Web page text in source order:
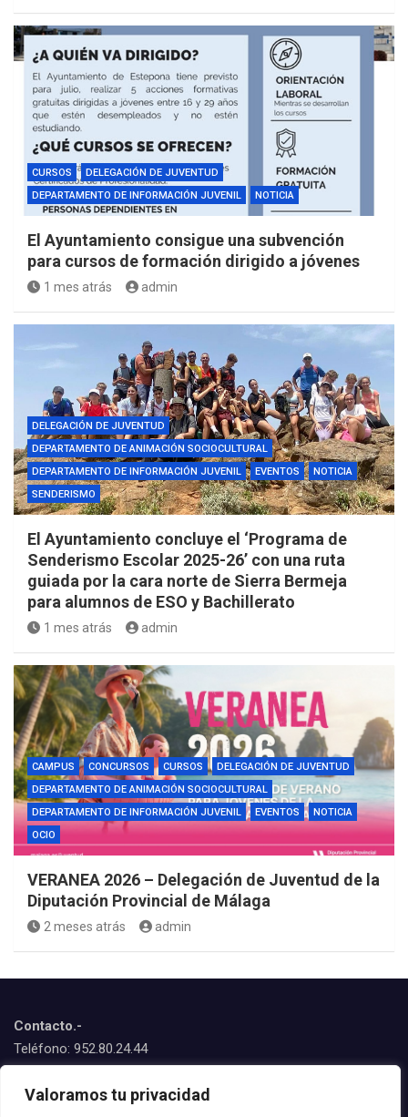
Valoramos tu privacidad
CURSOS
DELEGACIÓN DE JUVENTUD
DEPARTAMENTO DE INFORMACIÓN JUVENIL
NOTICIA
El Ayuntamiento consigue una subvención
para cursos de formación dirigido a jóvenes
1 mes atrás admin
DELEGACIÓN DE JUVENTUD
DEPARTAMENTO DE ANIMACIÓN SOCIOCULTURAL
DEPARTAMENTO DE INFORMACIÓN JUVENIL
EVENTOS
NOTICIA
SENDERISMO
El Ayuntamiento concluye el ‘Programa de
Senderismo Escolar 2025-26’ con una ruta
guiada por la cara norte de Sierra Bermeja
para alumnos de ESO y Bachillerato
1 mes atrás admin
CAMPUS CONCURSOS CURSOS
DELEGACIÓN DE JUVENTUD
DEPARTAMENTO DE ANIMACIÓN SOCIOCULTURAL
DEPARTAMENTO DE INFORMACIÓN JUVENIL
EVENTOS
NOTICIA
OCIO
VERANEA 2026 – Delegación de Juventud de la
Diputación Provincial de Málaga
2 meses atrás admin
Contacto.-
Teléfono: 952.80.24.44
juventud@estepona.es